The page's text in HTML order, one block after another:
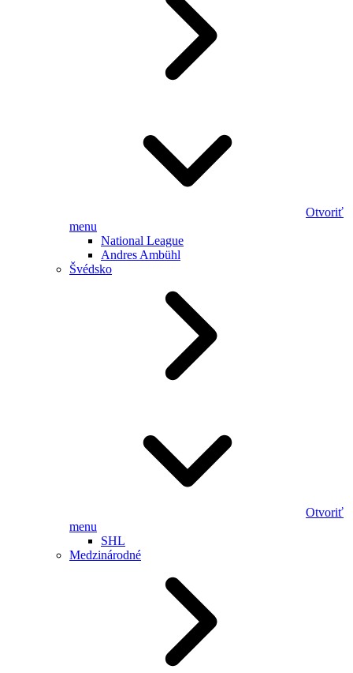
Otvoriť
menu
National League
Andres Ambühl
Švédsko
Otvoriť
menu
SHL
Medzinárodné